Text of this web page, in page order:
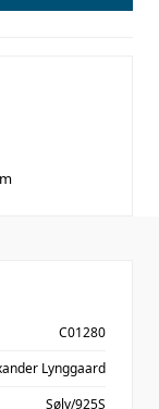
C01280
Lynggaard
Sølv/925S